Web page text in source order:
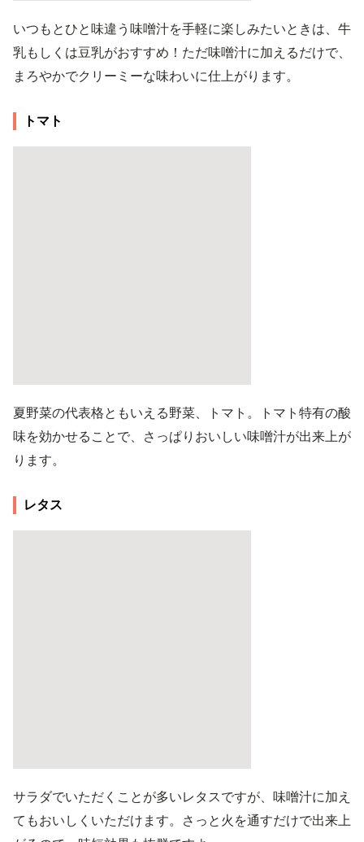
いつもとひと味違う味噌汁を手軽に楽しみたいときは、牛
乳もしくは豆乳がおすすめ！ただ味噌汁に加えるだけで、
まろやかでクリーミーな味わいに仕上がります。
トマト
夏野菜の代表格ともいえる野菜、トマト。トマト特有の酸
味を効かせることで、さっぱりおいしい味噌汁が出来上が
ります。
レタス
サラダでいただくことが多いレタスですが、味噌汁に加え
てもおいしくいただけます。さっと火を通すだけで出来上